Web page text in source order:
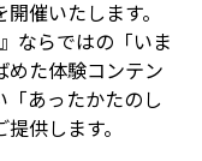
開催いたします。
ならではの「いま
めた体験コンテン
「あったかたのし
供します。